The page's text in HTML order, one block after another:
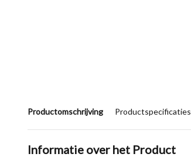
Productomschrijving Productspecificaties
Informatie over het Product